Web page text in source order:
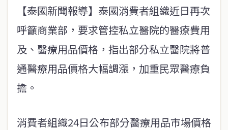
【泰國新聞報導】泰國消費者組織近日再次
呼籲商業部，要求管控私立醫院的醫療費用
及、醫療用品價格，指出部分私立醫院將普
通醫療用品價格大幅調漲，加重民眾醫療負
擔。
消費者組織24日公布部分醫療用品市場價格